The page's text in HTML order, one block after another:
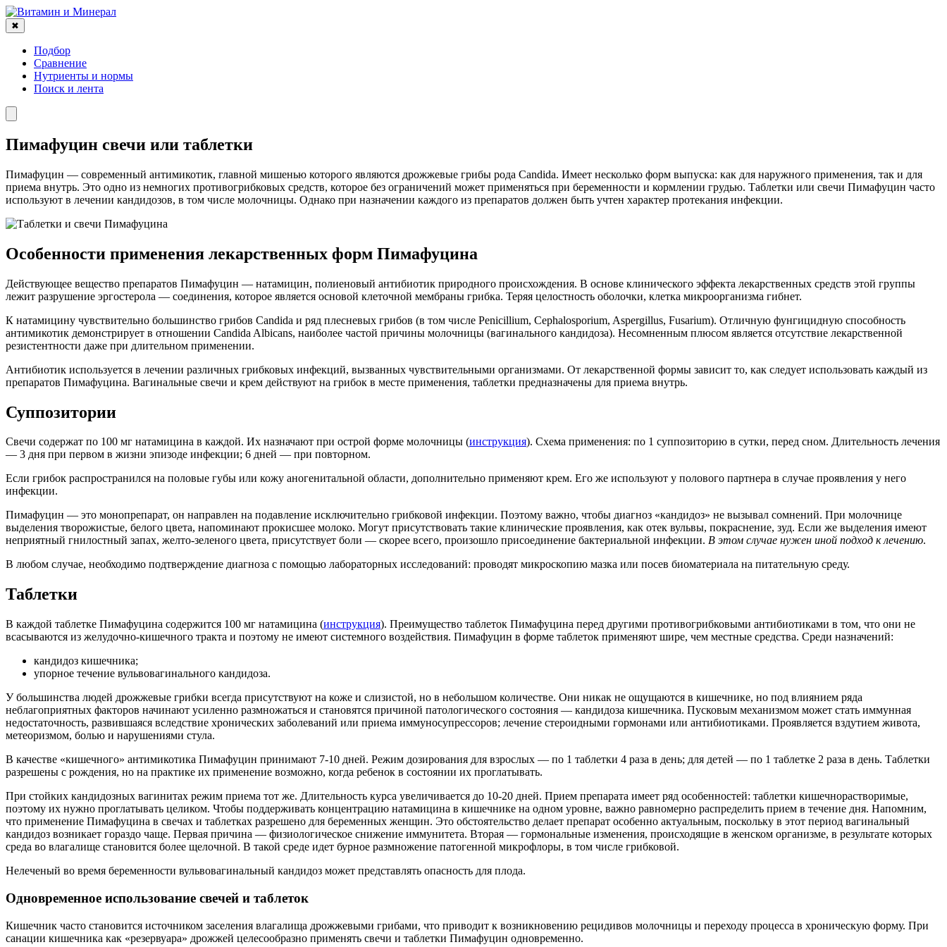
✖
Подбор
Сравнение
Нутриенты и нормы
Поиск и лента
Пимафуцин свечи или таблетки
Пимафуцин — современный антимикотик, главной мишенью которого являются дрожжевые грибы рода Candida. Имеет несколько форм выпуска: как для наружного применения, так и для
приема внутрь. Это одно из немногих противогрибковых средств, которое без ограничений может применяться при беременности и кормлении грудью. Таблетки или свечи Пимафуцин часто
используют в лечении кандидозов, в том числе молочницы. Однако при назначении каждого из препаратов должен быть учтен характер протекания инфекции.
Особенности применения лекарственных форм Пимафуцина
Действующее вещество препаратов Пимафуцин — натамицин, полиеновый антибиотик природного происхождения. В основе клинического эффекта лекарственных средств этой группы
лежит разрушение эргостерола — соединения, которое является основой клеточной мембраны грибка. Теряя целостность оболочки, клетка микроорганизма гибнет.
К натамицину чувствительно большинство грибов Candida и ряд плесневых грибов (в том числе Penicillium, Cephalosporium, Aspergillus, Fusarium). Отличную фунгицидную способность
антимикотик демонстрирует в отношении Candida Albicans, наиболее частой причины молочницы (вагинального кандидоза). Несомненным плюсом является отсутствие лекарственной
резистентности даже при длительном применении.
Антибиотик используется в лечении различных грибковых инфекций, вызванных чувствительными организмами. От лекарственной формы зависит то, как следует использовать каждый из
препаратов Пимафуцина. Вагинальные свечи и крем действуют на грибок в месте применения, таблетки предназначены для приема внутрь.
Суппозитории
Свечи содержат по 100 мг натамицина в каждой. Их назначают при острой форме молочницы (инструкция). Схема применения: по 1 суппозиторию в сутки, перед сном. Длительность лечения
— 3 дня при первом в жизни эпизоде инфекции; 6 дней — при повторном.
Если грибок распространился на половые губы или кожу аногенитальной области, дополнительно применяют крем. Его же используют у полового партнера в случае проявления у него
инфекции.
Пимафуцин — это монопрепарат, он направлен на подавление исключительно грибковой инфекции. Поэтому важно, чтобы диагноз «кандидоз» не вызывал сомнений. При молочнице
выделения творожистые, белого цвета, напоминают прокисшее молоко. Могут присутствовать такие клинические проявления, как отек вульвы, покраснение, зуд. Если же выделения имеют
неприятный гнилостный запах, желто-зеленого цвета, присутствует боли — скорее всего, произошло присоединение бактериальной инфекции. В этом случае нужен иной подход к лечению.
В любом случае, необходимо подтверждение диагноза с помощью лабораторных исследований: проводят микроскопию мазка или посев биоматериала на питательную среду.
Таблетки
В каждой таблетке Пимафуцина содержится 100 мг натамицина (инструкция). Преимущество таблеток Пимафуцина перед другими противогрибковыми антибиотиками в том, что они не
всасываются из желудочно-кишечного тракта и поэтому не имеют системного воздействия. Пимафуцин в форме таблеток применяют шире, чем местные средства. Среди назначений:
кандидоз кишечника;
упорное течение вульвовагинального кандидоза.
У большинства людей дрожжевые грибки всегда присутствуют на коже и слизистой, но в небольшом количестве. Они никак не ощущаются в кишечнике, но под влиянием ряда
неблагоприятных факторов начинают усиленно размножаться и становятся причиной патологического состояния — кандидоза кишечника. Пусковым механизмом может стать иммунная
недостаточность, развившаяся вследствие хронических заболеваний или приема иммуносупрессоров; лечение стероидными гормонами или антибиотиками. Проявляется вздутием живота,
метеоризмом, болью и нарушениями стула.
В качестве «кишечного» антимикотика Пимафуцин принимают 7-10 дней. Режим дозирования для взрослых — по 1 таблетки 4 раза в день; для детей — по 1 таблетке 2 раза в день. Таблетки
разрешены с рождения, но на практике их применение возможно, когда ребенок в состоянии их проглатывать.
При стойких кандидозных вагинитах режим приема тот же. Длительность курса увеличивается до 10-20 дней. Прием препарата имеет ряд особенностей: таблетки кишечнорастворимые,
поэтому их нужно проглатывать целиком. Чтобы поддерживать концентрацию натамицина в кишечнике на одном уровне, важно равномерно распределить прием в течение дня. Напомним,
что применение Пимафуцина в свечах и таблетках разрешено для беременных женщин. Это обстоятельство делает препарат особенно актуальным, поскольку в этот период вагинальный
кандидоз возникает гораздо чаще. Первая причина — физиологическое снижение иммунитета. Вторая — гормональные изменения, происходящие в женском организме, в результате которых
среда во влагалище становится более щелочной. В такой среде идет бурное размножение патогенной микрофлоры, в том числе грибковой.
Нелеченый во время беременности вульвовагинальный кандидоз может представлять опасность для плода.
Одновременное использование свечей и таблеток
Кишечник часто становится источником заселения влагалища дрожжевыми грибами, что приводит к возникновению рецидивов молочницы и переходу процесса в хроническую форму. При
санации кишечника как «резервуара» дрожжей целесообразно применять свечи и таблетки Пимафуцин одновременно.